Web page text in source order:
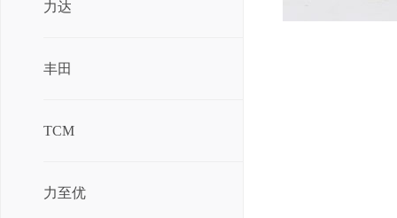
力达
丰田
TCM
力至优